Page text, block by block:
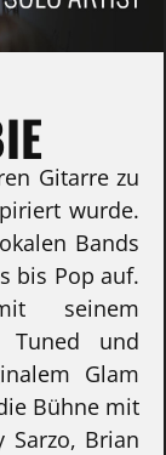
Gitarre zu
wurde.
Bands
bis Pop auf.
seinem
Tuned und
Glam
Bühne mit
Sarzo, Brian